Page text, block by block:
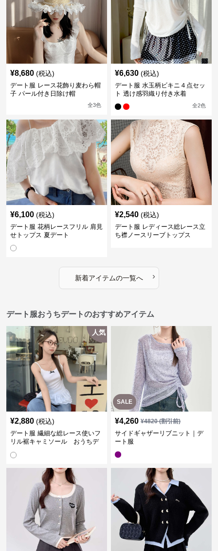
¥8,680 (税込)
デート服 レース花飾り麦わら帽
子 パール付き日除け帽
全3色
¥6,630 (税込)
デート服 水玉柄ビキニ４点セッ
ト 透け感羽織り付き水着
全2色
¥6,100 (税込)
デート服 花柄レースフリル 肩見
せトップス 夏デート
¥2,540 (税込)
デート服 レディース総レース立
ち襟ノースリーブトップス
新着アイテムの一覧へ ›
デート服おうちデートのおすすめアイテム
人気
¥2,880 (税込)
デート服 繊細な総レース使いフ
リル裾キャミソール おうちデ
SALE
¥4,260 ¥4820(割引前)
サイドギャザーリブニット｜デ
ート服